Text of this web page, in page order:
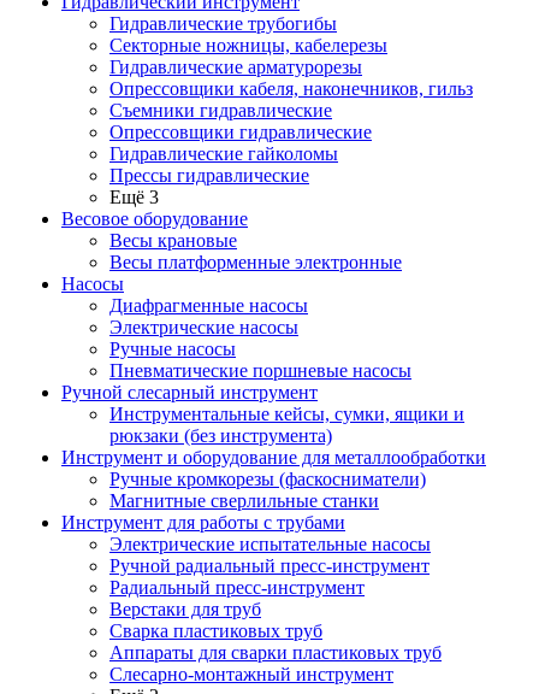
Гидравлические трубогибы
Секторные ножницы, кабелерезы
Гидравлические арматурорезы
Опрессовщики кабеля, наконечников, гильз
Съемники гидравлические
Опрессовщики гидравлические
Гидравлические гайколомы
Прессы гидравлические
Ещё 3
Весовое оборудование
Весы крановые
Весы платформенные электронные
Насосы
Диафрагменные насосы
Электрические насосы
Ручные насосы
Пневматические поршневые насосы
Ручной слесарный инструмент
Инструментальные кейсы, сумки, ящики и
рюкзаки (без инструмента)
Инструмент и оборудование для металлообработки
Ручные кромкорезы (фаскосниматели)
Магнитные сверлильные станки
Инструмент для работы с трубами
Электрические испытательные насосы
Ручной радиальный пресс-инструмент
Радиальный пресс-инструмент
Верстаки для труб
Сварка пластиковых труб
Аппараты для сварки пластиковых труб
Слесарно-монтажный инструмент